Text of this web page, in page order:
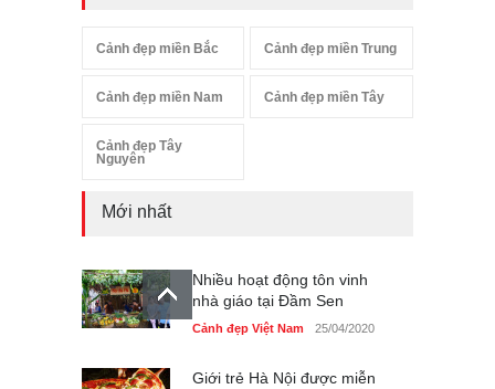
Cảnh đẹp miền Bắc Cảnh đẹp miền Trung
Cảnh đẹp miền Nam Cảnh đẹp miền Tây
Cảnh đẹp Tây
Nguyên
Mới nhất
Nhiều hoạt động tôn vinh
nhà giáo tại Đầm Sen
Cảnh đẹp Việt Nam 25/04/2020
Giới trẻ Hà Nội được miễn